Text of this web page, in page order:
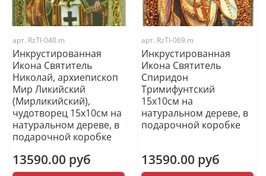
арт. RzTI-040.m
Инкрустированная
Икона Святитель
Николай, архиепископ
Мир Ликийский
(Мирликийский),
чудотворец 15х10см на
натуральном дереве, в
подарочной коробке
13590.00 руб
арт. RzTI-069.m
Инкрустированная
Икона Святитель
Спиридон
Тримифунтский
15х10см на
натуральном дереве, в
подарочной коробке
13590.00 руб